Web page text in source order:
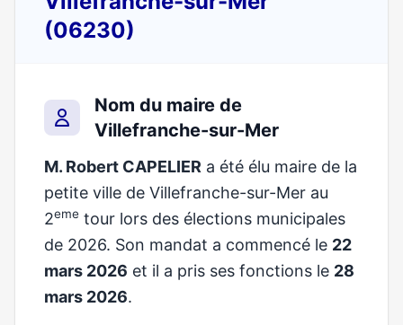
(06230)
Nom du maire de
Villefranche-sur-Mer
M. Robert CAPELIER a été élu maire de la
petite ville de Villefranche-sur-Mer au
2eme tour lors des élections municipales
de 2026. Son mandat a commencé le 22
mars 2026 et il a pris ses fonctions le 28
mars 2026.